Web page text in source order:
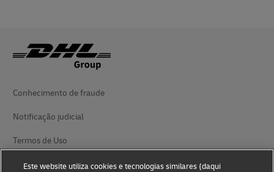
Conhecimento de fraude
Notificação judicial
Termos de Uso
Declaração de privacidade
Este website utiliza cookies e tecnologias similares (daqui